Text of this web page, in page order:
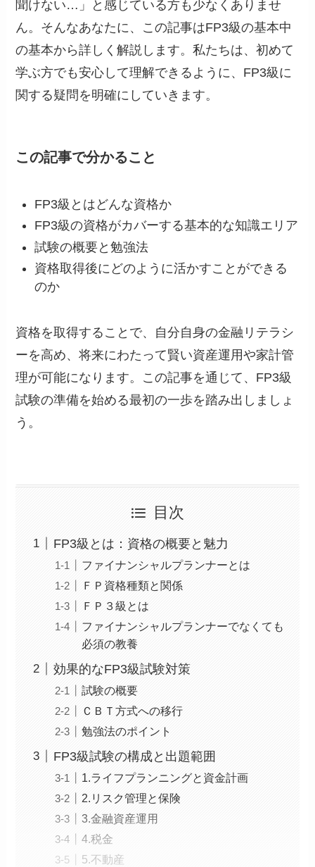
聞けない…」と感じている方も少なくありませ
ん。そんなあなたに、この記事はFP3級の基本中
の基本から詳しく解説します。私たちは、初めて
学ぶ方でも安心して理解できるように、FP3級に
関する疑問を明確にしていきます。
この記事で分かること
FP3級とはどんな資格か
FP3級の資格がカバーする基本的な知識エリア
試験の概要と勉強法
資格取得後にどのように活かすことができる
のか
資格を取得することで、自分自身の金融リテラシ
ーを高め、将来にわたって賢い資産運用や家計管
理が可能になります。この記事を通じて、FP3級
試験の準備を始める最初の一歩を踏み出しましょ
う。
目次
FP3級とは：資格の概要と魅力
ファイナンシャルプランナーとは
ＦＰ資格種類と関係
ＦＰ３級とは
ファイナンシャルプランナーでなくても
必須の教養
効果的なFP3級試験対策
試験の概要
ＣＢＴ方式への移行
勉強法のポイント
FP3級試験の構成と出題範囲
1.ライフプランニングと資金計画
2.リスク管理と保険
3.金融資産運用
4.税金
5.不動産